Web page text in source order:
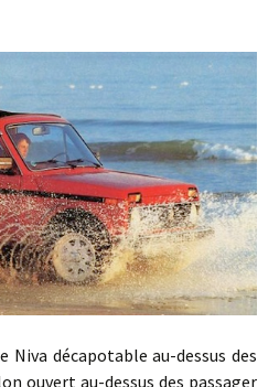
décapotable au-dessus des
ouvert au-dessus des passager